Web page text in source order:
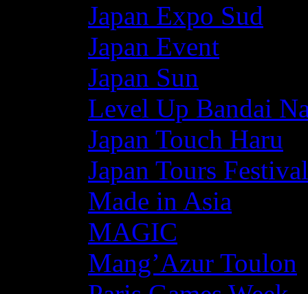
Japan Expo Sud
Japan Event
Japan Sun
Level Up Bandai
Japan Touch Haru
Japan Tours Festival
Made in Asia
MAGIC
Mang’Azur Toulon